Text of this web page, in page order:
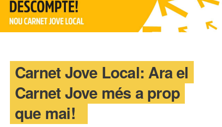
T'INTERESSA #SOMJOVES
Carnet Jove Local: Ara el
Carnet Jove més a prop
que mai!